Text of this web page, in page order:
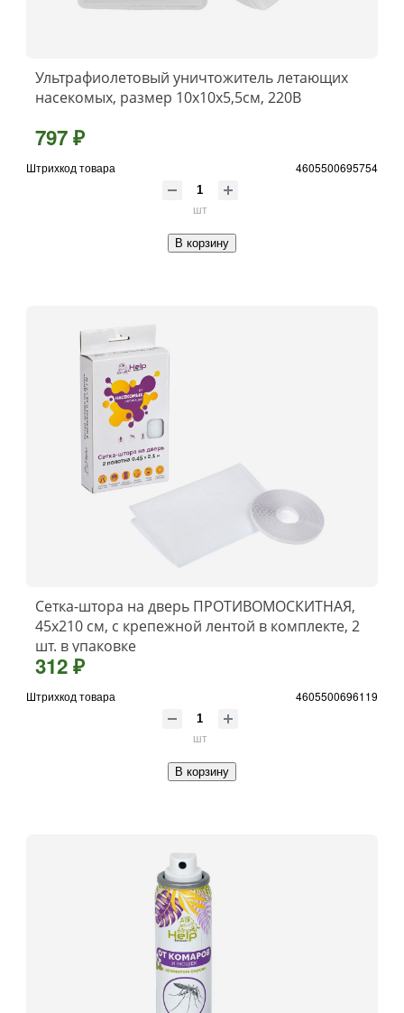
Ультрафиолетовый уничтожитель летающих
насекомых, размер 10х10х5,5см, 220В
797 ₽
Штрихкод товара 4605500695754
шт
В корзину
Сетка-штора на дверь ПРОТИВОМОСКИТНАЯ,
45х210 см, с крепежной лентой в комплекте, 2
шт. в упаковке
312 ₽
Штрихкод товара 4605500696119
шт
В корзину